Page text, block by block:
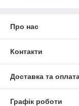
Про нас
Контакти
Доставка та
Графік роботи